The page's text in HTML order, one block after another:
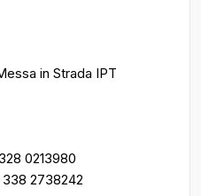
in Strada IPT
0213980
2738242